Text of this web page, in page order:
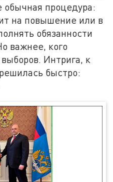
обычная процедура:
на повышение или в
обязанности
важнее, кого
Интрига, к
быстро: